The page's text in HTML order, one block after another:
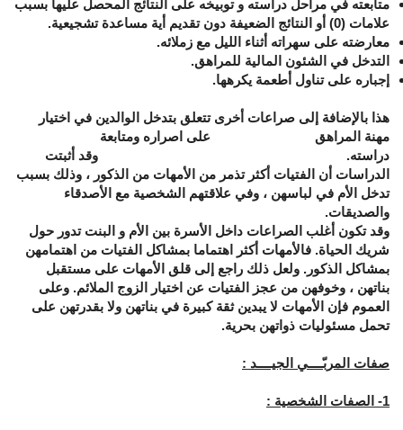
متابعته في مراحل دراسته و توبيخه على النتائج المحصل عليها بسبب
علامات (0) أو النتائج الضعيفة دون تقديم أية مساعدة تشجيعية.
معارضته على سهراته أثناء الليل مع زملائه.
التدخل في الشئون المالية للمراهق.
إجباره على تناول أطعمة يكرهها.
هذا بالإضافة إلى صراعات أخرى تتعلق بتدخل الوالدين في اختيار
مهنة المراهق على اصراره ومتابعة
دراسته. وقد أثبتت
الدراسات أن الفتيات أكثر تذمر من الأمهات من الذكور ، وذلك بسبب
تدخل الأم في لباسهن ، وفي علاقتهم الشخصية مع الأصدقاء
والصديقات.
وقد تكون أغلب الصراعات داخل الأسرة بين الأم و البنت تدور حول
شريك الحياة. فالأمهات أكثر اهتماما بمشاكل الفتيات من اهتمامهن
بمشاكل الذكور. ولعل ذلك راجع إلى قلق الأمهات على مستقبل
بناتهن ، وخوفهن من عجز الفتيات عن اختيار الزوج الملائم. وعلى
العموم فإن الأمهات لا يبدين ثقة كبيرة في بناتهن ولا بقدرتهن على
تحمل مسئوليات ذواتهن بحرية.
صفات المربّــــي الجيــــد :
1- الصفات الشخصية :